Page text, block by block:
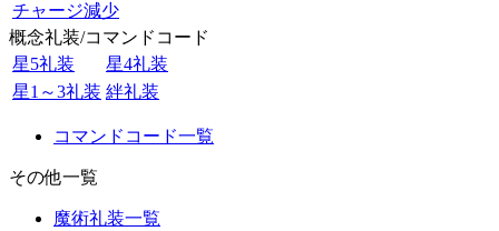
チャージ減少
概念礼装/コマンドコード
星5礼装
星4礼装
星1～3礼装 絆礼装
コマンドコード一覧
その他一覧
魔術礼装一覧